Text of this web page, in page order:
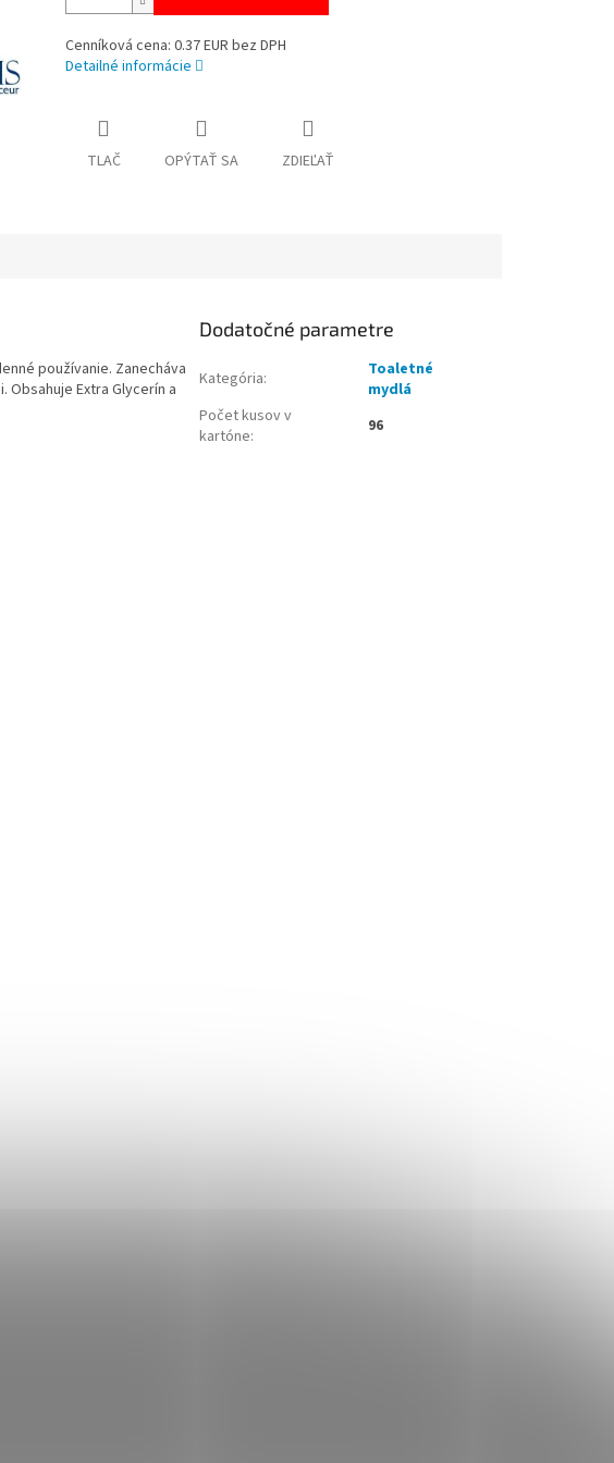
Cenníková cena: 0.37 EUR bez DPH
Detailné informácie
TLAČ OPÝTAŤ SA ZDIEĽAŤ
používanie. Zanecháva
Extra Glycerín a
Dodatočné parametre
Kategória:
Toaletné
mydlá
Počet kusov v
kartóne: 96